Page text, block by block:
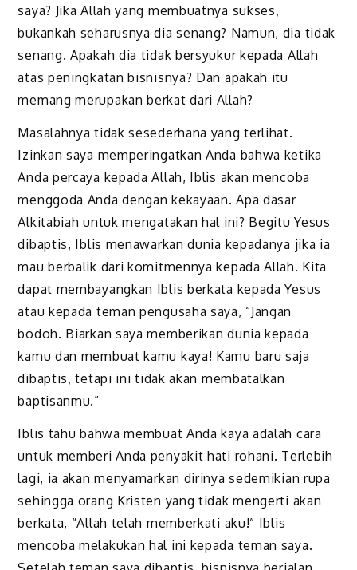
saya? Jika Allah yang membuatnya sukses,
bukankah seharusnya dia senang? Namun, dia tidak
senang. Apakah dia tidak bersyukur kepada Allah
atas peningkatan bisnisnya? Dan apakah itu
memang merupakan berkat dari Allah?
Masalahnya tidak sesederhana yang terlihat.
Izinkan saya memper­ingatkan Anda bahwa ketika
Anda percaya kepada Allah, Iblis akan mencoba
menggoda Anda dengan kekayaan. Apa dasar
Alkitabiah untuk mengatakan hal ini? Begitu Yesus
dibaptis, Iblis menawarkan dunia kepada­nya jika ia
mau berbalik dari komitmennya kepada Allah. Kita
dapat membayangkan Iblis berkata kepada Yesus
atau kepada teman pengusaha saya, “Jangan
bodoh. Biarkan saya memberikan dunia kepada
kamu dan membuat kamu kaya! Kamu baru saja
dibaptis, tetapi ini tidak akan membatalkan
baptisanmu.”
Iblis tahu bahwa membuat Anda kaya adalah cara
untuk memberi Anda penyakit hati rohani. Terlebih
lagi, ia akan menyamarkan dirinya sedemikian rupa
sehingga orang Kristen yang tidak mengerti akan
berkata, “Allah telah memberkati aku!” Iblis
mencoba melakukan hal ini kepada teman saya.